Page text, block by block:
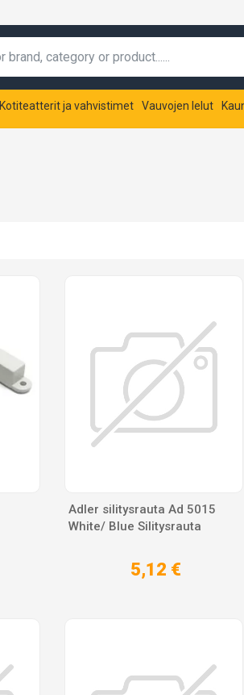
Kotiteatterit ja vahvistimet Vauvojen lelut
Adler silitysrauta Ad 5015
White/ Blue Silitysrauta
5,12 €